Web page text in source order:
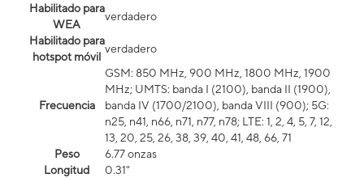
Habilitado para
WEA
verdadero
Habilitado para
hotspot móvil
verdadero
Frecuencia
GSM: 850 MHz, 900 MHz, 1800 MHz, 1900
MHz; UMTS: banda I (2100), banda II (1900),
banda IV (1700/2100), banda VIII (900); 5G:
n25, n41, n66, n71, n77, n78; LTE: 1, 2, 4, 5, 7, 12,
13, 20, 25, 26, 38, 39, 40, 41, 48, 66, 71
Peso
6.77 onzas
Longitud
0.31"